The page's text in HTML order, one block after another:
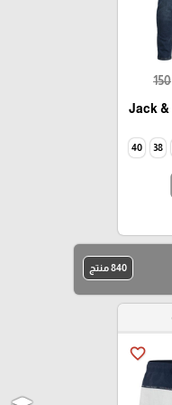
150
Jack &
38
40
840 منتج
favorite_border